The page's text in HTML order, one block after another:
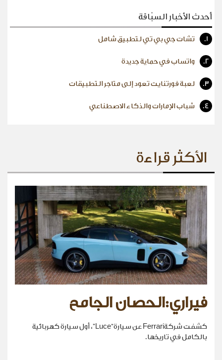
أحدث الأخبار السبّاقة
1. تشات جي بي تي لتطبيق شامل
2. واتساب في حماية جديدة
3. لعبة فورتنايت تعود إلى متاجر التطبيقات
4. شباب الإمارات والذكاء الاصطناعي
الأكثر قراءة
فيراري:الحصان الجامح
كشفت شركةFerrari عن سيارة“Luce”، أول سيارة كهربائية
بالكامل في تاريخها.